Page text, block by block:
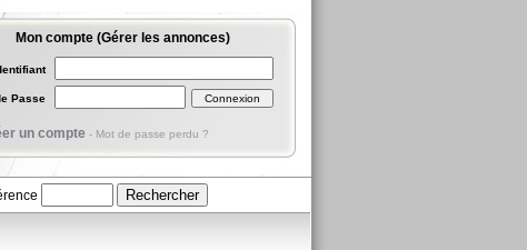
Mon compte (Gérer les annonces)
Passe
un compte - Mot de passe perdu ?